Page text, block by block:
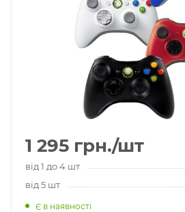
1 295 грн./шт
від 1 до 4 шт
від 5 шт
Є в наявності